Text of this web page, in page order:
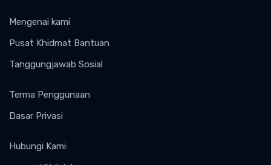
Mengenai kami
Pusat Khidmat Bantuan
Tanggungjawab Sosial
Terma Penggunaan
Dasar Privasi
Hubungi Kami: